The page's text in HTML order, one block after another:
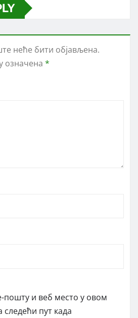
неће бити објављена.
означена *
пошту и веб место у овом
следећи пут када